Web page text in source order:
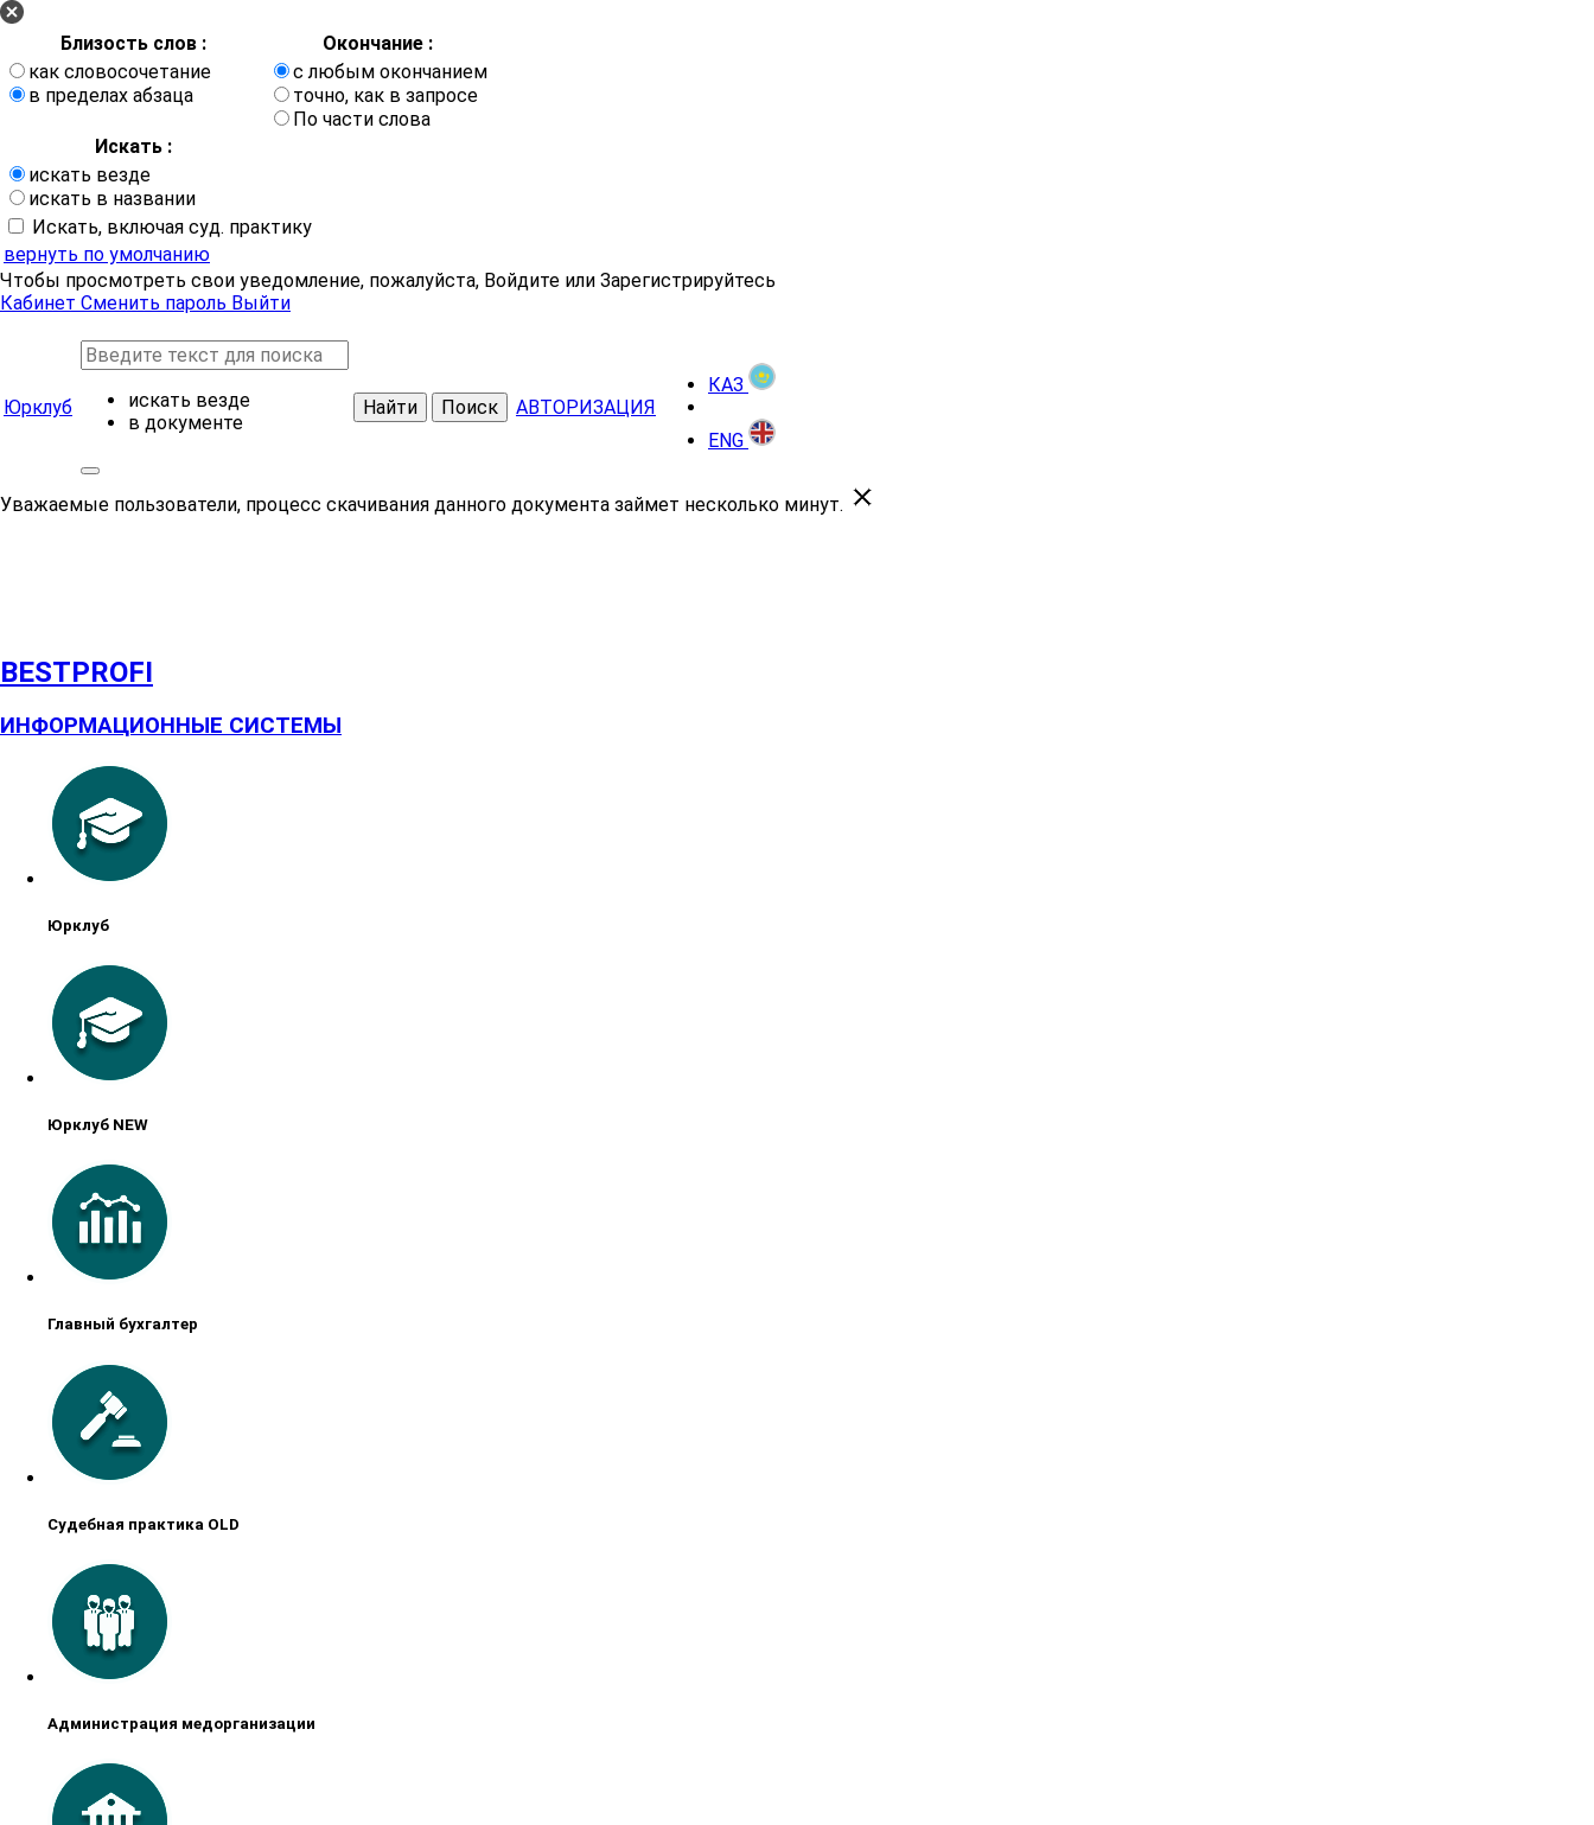
Близость слов :
Окончание :
как словосочетание
в пределах абзаца
с любым окончанием
точно, как в запросе
По части слова
Искать :
искать везде
искать в названии
Искать, включая суд. практику
вернуть по умолчанию
Чтобы просмотреть свои уведомление, пожалуйста, Войдите или Зарегистрируйтесь
Кабинет Сменить пароль Выйти
Юрклуб
искать везде
в документе
Найти Поиск АВТОРИЗАЦИЯ
КАЗ
ENG
Уважаемые пользователи, процесс скачивания данного документа займет несколько минут.
BESTPROFI
ИНФОРМАЦИОННЫЕ СИСТЕМЫ
Юрклуб
Юрклуб NEW
Главный бухгалтер
Судебная практика OLD
Администрация медорганизации